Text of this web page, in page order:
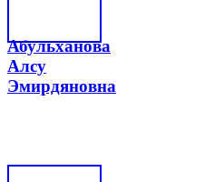
Абульханова
Алсу
Эмирдяновна